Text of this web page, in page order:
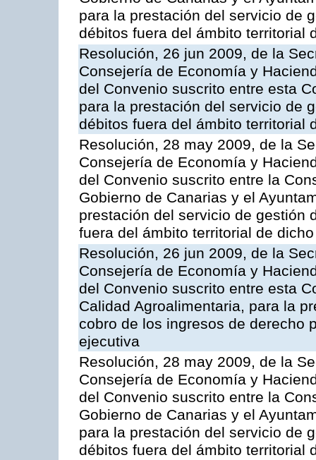
para la prestación del servicio de
débitos fuera del ámbito territorial
Resolución, 26 jun 2009, de la
Consejería de Economía y
del Convenio suscrito entre esta
para la prestación del servicio de
débitos fuera del ámbito territorial
Resolución, 28 may 2009, de la
Consejería de Economía y
del Convenio suscrito entre la
Gobierno de Canarias y el
prestación del servicio de gestión
fuera del ámbito territorial de
Resolución, 26 jun 2009, de la
Consejería de Economía y
del Convenio suscrito entre esta
Calidad Agroalimentaria, para la
cobro de los ingresos de derecho
ejecutiva
Resolución, 28 may 2009, de la
Consejería de Economía y
del Convenio suscrito entre la
Gobierno de Canarias y el
para la prestación del servicio de
débitos fuera del ámbito territorial